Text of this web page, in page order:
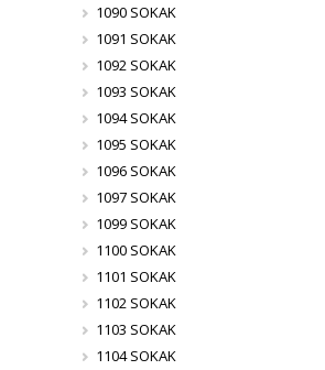
1090 SOKAK
1091 SOKAK
1092 SOKAK
1093 SOKAK
1094 SOKAK
1095 SOKAK
1096 SOKAK
1097 SOKAK
1099 SOKAK
1100 SOKAK
1101 SOKAK
1102 SOKAK
1103 SOKAK
1104 SOKAK